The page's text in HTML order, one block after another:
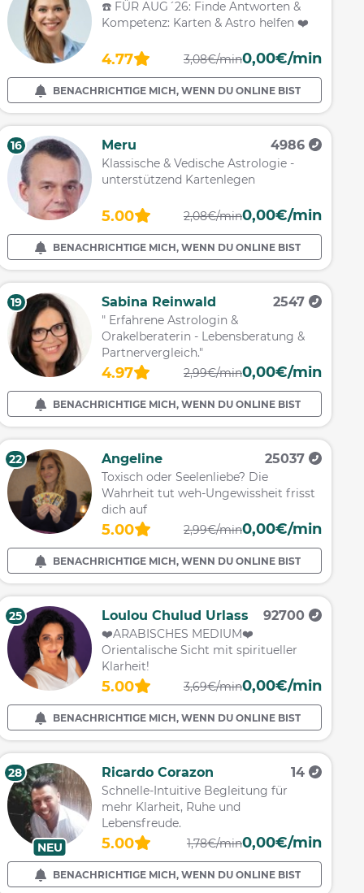
☎️ FÜR AUG´26: Finde Antworten &
Kompetenz: Karten & Astro helfen ❤️
4.77 3,08€/min0,00€/min
BENACHRICHTIGE MICH, WENN DU ONLINE BIST
16 Meru 4986
Klassische & Vedische Astrologie -
unterstützend Kartenlegen
5.00 2,08€/min0,00€/min
BENACHRICHTIGE MICH, WENN DU ONLINE BIST
19 Sabina Reinwald 2547
" Erfahrene Astrologin &
Orakelberaterin - Lebensberatung &
Partnervergleich."
4.97 2,99€/min0,00€/min
BENACHRICHTIGE MICH, WENN DU ONLINE BIST
22 Angeline 25037
Toxisch oder Seelenliebe? Die
Wahrheit tut weh-Ungewissheit frisst
dich auf
5.00 2,99€/min0,00€/min
BENACHRICHTIGE MICH, WENN DU ONLINE BIST
25 Loulou Chulud Urlass 92700
❤️ARABISCHES MEDIUM❤️
Orientalische Sicht mit spiritueller
Klarheit!
5.00 3,69€/min0,00€/min
BENACHRICHTIGE MICH, WENN DU ONLINE BIST
NEU
28 Ricardo Corazon 14
Schnelle-Intuitive Begleitung für
mehr Klarheit, Ruhe und
Lebensfreude.
5.00 1,78€/min0,00€/min
BENACHRICHTIGE MICH, WENN DU ONLINE BIST